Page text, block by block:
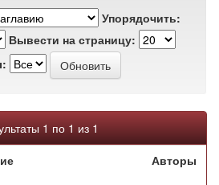
Упорядочить:
Вывести на страницу:
1 по 1 из 1
Авторы